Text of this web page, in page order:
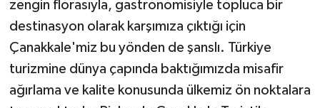
zengin florasıyla, gastronomisiyle topluca bir
destinasyon olarak karşımıza çıktığı için
Çanakkale'miz bu yönden de şanslı. Türkiye
turizmine dünya çapında baktığımızda misafir
ağırlama ve kalite konusunda ülkemiz ön noktalara